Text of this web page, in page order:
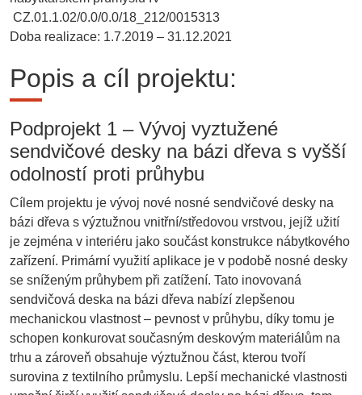
CZ.01.1.02/0.0/0.0/18_212/0015313
Doba realizace: 1.7.2019 – 31.12.2021
Popis a cíl projektu:
Podprojekt 1 – Vývoj vyztužené
sendvičové desky na bázi dřeva s vyšší
odolností proti průhybu
Cílem projektu je vývoj nové nosné sendvičové desky na
bázi dřeva s výztužnou vnitřní/středovou vrstvou, jejíž užití
je zejména v interiéru jako součást konstrukce nábytkového
zařízení. Primární využití aplikace je v podobě nosné desky
se sníženým průhybem při zatížení. Tato inovovaná
sendvičová deska na bázi dřeva nabízí zlepšenou
mechanickou vlastnost – pevnost v průhybu, díky tomu je
schopen konkurovat současným deskovým materiálům na
trhu a zároveň obsahuje výztužnou část, kterou tvoří
surovina z textilního průmyslu. Lepší mechanické vlastnosti